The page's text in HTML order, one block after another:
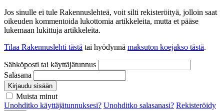
Jos sinulle ei tule Rakennuslehteä, voit silti rekisteröityä, jolloin saat
oikeuden kommentoida lukottomia artikkeleita, mutta et pääse
lukemaan lukittuja artikkeleita.
Tilaa Rakennuslehti tästä tai hyödynnä maksuton koejakso tästä.
Sähköposti tai käyttäjätunnus
Salasana
Kirjaudu sisään
Muista minut
Unohditko käyttäjätunnuksesi? Unohditko salasanasi? Rekisteröidy